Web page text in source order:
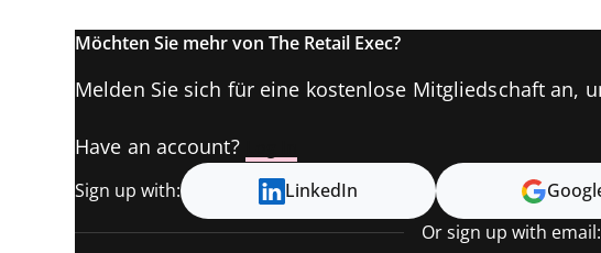
Möchten Sie mehr von The Retail Exec?
Melden Sie sich für eine kostenlose Mitgliedschaft an,
Have an account?
Sign up with: LinkedIn
Or sign up with email: